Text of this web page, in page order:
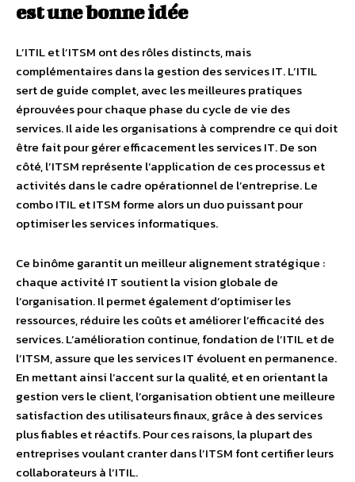
est une bonne idée
L’ITIL et l’ITSM ont des rôles distincts, mais
complémentaires dans la gestion des services IT. L’ITIL
sert de guide complet, avec les meilleures pratiques
éprouvées pour chaque phase du cycle de vie des
services. Il aide les organisations à comprendre ce qui doit
être fait pour gérer efficacement les services IT. De son
côté, l’ITSM représente l’application de ces processus et
activités dans le cadre opérationnel de l’entreprise. Le
combo ITIL et ITSM forme alors un duo puissant pour
optimiser les services informatiques.
Ce binôme garantit un meilleur alignement stratégique :
chaque activité IT soutient la vision globale de
l’organisation. Il permet également d’optimiser les
ressources, réduire les coûts et améliorer l’efficacité des
services. L’amélioration continue, fondation de l’ITIL et de
l’ITSM, assure que les services IT évoluent en permanence.
En mettant ainsi l’accent sur la qualité, et en orientant la
gestion vers le client, l’organisation obtient une meilleure
satisfaction des utilisateurs finaux, grâce à des services
plus fiables et réactifs. Pour ces raisons, la plupart des
entreprises voulant cranter dans l’ITSM font certifier leurs
collaborateurs à l’ITIL.